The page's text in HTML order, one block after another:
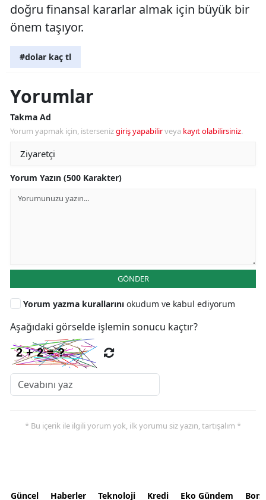
doğru finansal kararlar almak için büyük bir
önem taşıyor.
#dolar kaç tl
Yorumlar
Takma Ad
Yorum yapmak için, istersenizgiriş yapabilirveya kayıt olabilirsiniz.
Yorum Yazın (500 Karakter)
GÖNDER
Yorum yazma kurallarını okudum ve kabul ediyorum
Aşağıdaki görselde işlemin sonucu kaçtır?
* Bu içerik ile ilgili yorum yok, ilk yorumu siz yazın, tartışalım *
Güncel Haberler Teknoloji Kredi Eko Gündem